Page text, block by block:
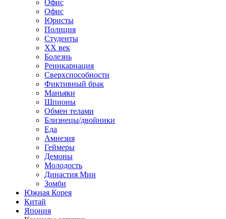
Офис
Офис
Юристы
Полиция
Студенты
ХХ век
Болезнь
Реинкарнация
Сверхспособности
Фиктивный брак
Маньяки
Шпионы
Обмен телами
Близнецы/двойники
Еда
Амнезия
Геймеры
Демоны
Молодость
Династия Мин
Зомби
Южная Корея
Китай
Япония